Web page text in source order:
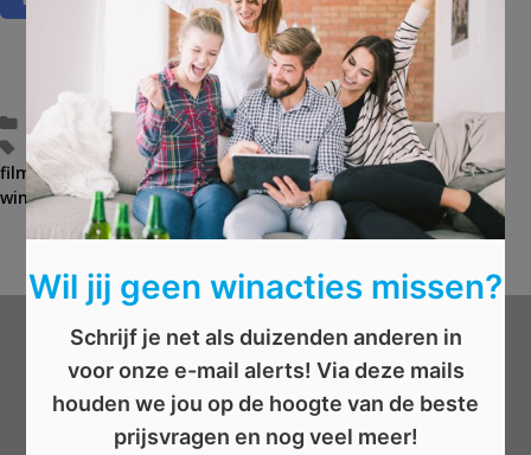
C
t
e
r
i
Mannen Muziek,Televisie,Vrouwen
T
a
g
applaus applausmeter ,bioscoop,brussel,filmavond,
filmfestival
,films,kortfilms, nieuwe films,short film ,tickets,
winnaar
B
i
h
t
n
v
AFGELOPEN: Win 4 tickets voor de musical Mamma Mia
Wat wil je winnen?
Wil jij geen winacties missen?
Schrijf je net als duizenden anderen in
voor onze e-mail alerts! Via deze mails
houden we jou op de hoogte van de beste
prijsvragen en nog veel meer!